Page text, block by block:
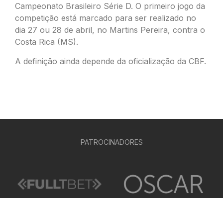
Campeonato Brasileiro Série D. O primeiro jogo da
competição está marcado para ser realizado no
dia 27 ou 28 de abril, no Martins Pereira, contra o
Costa Rica (MS).
A definição ainda depende da oficialização da CBF.
PATROCINADORES